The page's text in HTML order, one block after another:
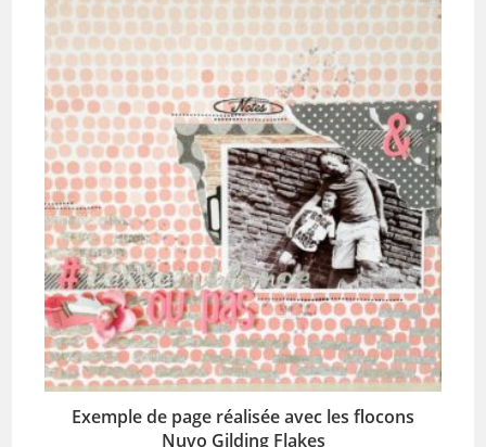
Exemple de page réalisée avec les flocons
Nuvo Gilding Flakes